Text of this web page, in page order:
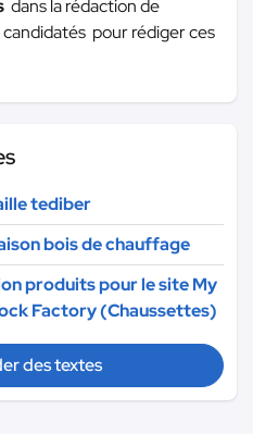
dans la rédaction de
pour rédiger ces
tediber
bois de chauffage
produits pour le site My
Factory (Chaussettes)
des textes